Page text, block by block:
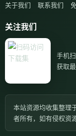
关于我们 联系我们
关注我们
手机
获取
本站资源均收集整理
者所有，如有侵权资